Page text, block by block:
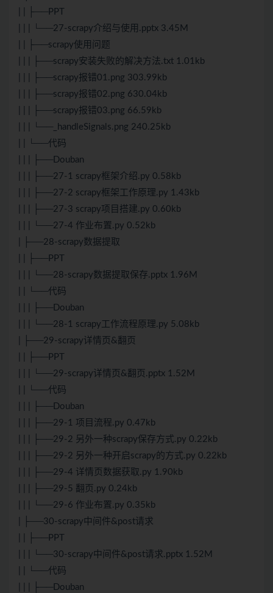
| | ├──PPT
| | | └──27-scrapy介绍与使用.pptx 3.45M
| | ├──scrapy使用问题
| | | ├──scrapy安装失败的解决方法.txt 1.01kb
| | | ├──scrapy报错01.png 303.99kb
| | | ├──scrapy报错02.png 630.04kb
| | | ├──scrapy报错03.png 66.59kb
| | | └──_handleSignals.png 240.25kb
| | └──代码
| | | ├──Douban
| | | ├──27-1 scrapy框架介绍.py 0.58kb
| | | ├──27-2 scrapy框架工作原理.py 1.43kb
| | | ├──27-3 scrapy项目搭建.py 0.60kb
| | | └──27-4 作业布置.py 0.52kb
| ├──28-scrapy数据提取
| | ├──PPT
| | | └──28-scrapy数据提取保存.pptx 1.96M
| | └──代码
| | | ├──Douban
| | | └──28-1 scrapy工作流程原理.py 5.08kb
| ├──29-scrapy详情页&翻页
| | ├──PPT
| | | └──29-scrapy详情页&翻页.pptx 1.52M
| | └──代码
| | | ├──Douban
| | | ├──29-1 项目流程.py 0.47kb
| | | ├──29-2 另外一种scrapy保存方式.py 0.22kb
| | | ├──29-2 另外一种开启scrapy的方式.py 0.22kb
| | | ├──29-4 详情页数据获取.py 1.90kb
| | | ├──29-5 翻页.py 0.24kb
| | | └──29-6 作业布置.py 0.35kb
| ├──30-scrapy中间件&post请求
| | ├──PPT
| | | └──30-scrapy中间件&post请求.pptx 1.52M
| | └──代码
| | | ├──Douban